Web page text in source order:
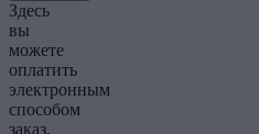
Здесь
вы
можете
оплатить
электронным
способом
заказ,